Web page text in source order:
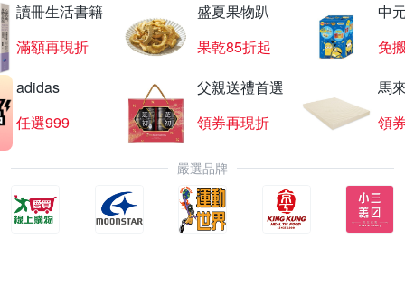
讀冊生活書籍
滿額再現折
盛夏果物趴
果乾85折起
中
免
adidas
任選999
父親送禮首選
領券再現折
馬
領
嚴選品牌